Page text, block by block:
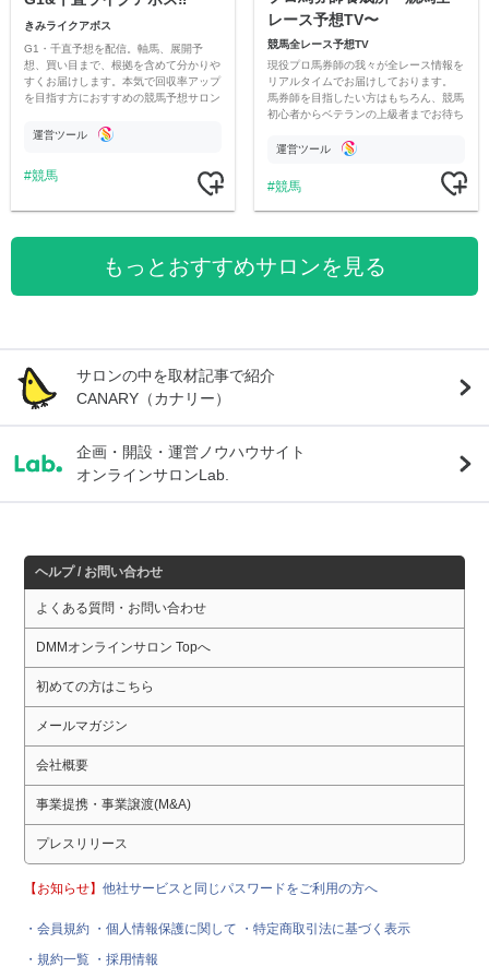
きみライクアボス
G1・千直予想を配信。軸馬、展開予
想、買い目まで、根拠を含めて分かりや
すくお届けします。本気で回収率アップ
を目指す方におすすめの競馬予想サロン
運営ツール
競馬
レース予想TV〜
競馬全レース予想TV
現役プロ馬券師の我々が全レース情報を
リアルタイムでお届けしております。
馬券師を目指したい方はもちろん、競馬
初心者からベテランの上級者までお待ち
運営ツール
競馬
もっとおすすめサロンを見る
サロンの中を取材記事で紹介
CANARY（カナリー）
企画・開設・運営ノウハウサイト
オンラインサロンLab.
ヘルプ / お問い合わせ
よくある質問・お問い合わせ
DMMオンラインサロン Topへ
初めての方はこちら
メールマガジン
会社概要
事業提携・事業譲渡(M&A)
プレスリリース
【お知らせ】他社サービスと同じパスワードをご利用の方へ
・会員規約 ・個人情報保護に関して
・特定商取引法に基づく表示
・規約一覧 ・採用情報